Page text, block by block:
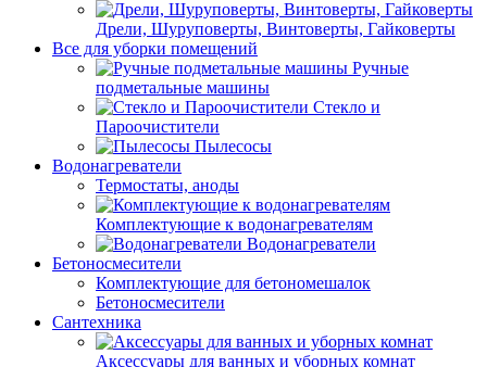
Дрели, Шуруповерты, Винтоверты, Гайковерты
Все для уборки помещений
Ручные
подметальные машины
Стекло и
Пароочистители
Пылесосы
Водонагреватели
Термостаты, аноды
Комплектующие к водонагревателям
Водонагреватели
Бетоносмесители
Комплектующие для бетономешалок
Бетоносмесители
Сантехника
Аксессуары для ванных и уборных комнат